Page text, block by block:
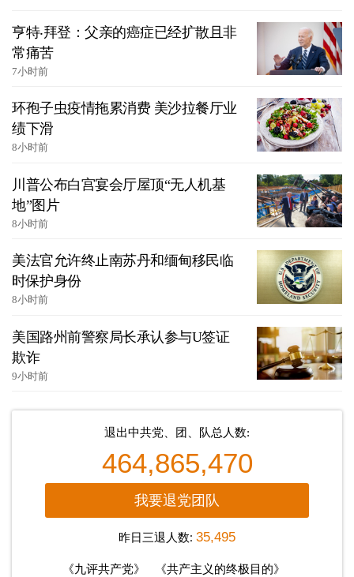
亨特‧拜登：父亲的癌症已经扩散且非
常痛苦
7小时前
环孢子虫疫情拖累消费 美沙拉餐厅业
绩下滑
8小时前
川普公布白宫宴会厅屋顶“无人机基
地”图片
8小时前
美法官允许终止南苏丹和缅甸移民临
时保护身份
8小时前
美国路州前警察局长承认参与U签证
欺诈
9小时前
退出中共党、团、队总人数:
464,865,470
我要退党团队
昨日三退人数: 35,495
《九评共产党》
《共产主义的终极目的》